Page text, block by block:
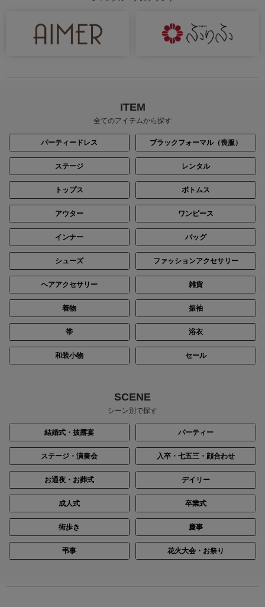
ITEM
全てのアイテムから探す
パーティードレス ブラックフォーマル（喪服）
ステージ レンタル
トップス ボトムス
アウター ワンピース
インナー バッグ
シューズ ファッションアクセサリー
ヘアアクセサリー 雑貨
着物 振袖
帯 浴衣
和装小物 セール
SCENE
シーン別で探す
結婚式・披露宴 パーティー
ステージ・演奏会 入卒・七五三・顔合わせ
お通夜・お葬式 デイリー
成人式 卒業式
街歩き 慶事
弔事 花火大会・お祭り